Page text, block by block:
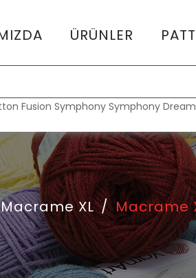
ÜRÜNLER
Fusion Symphony Symphony Dream
Macrame XL / Macrame